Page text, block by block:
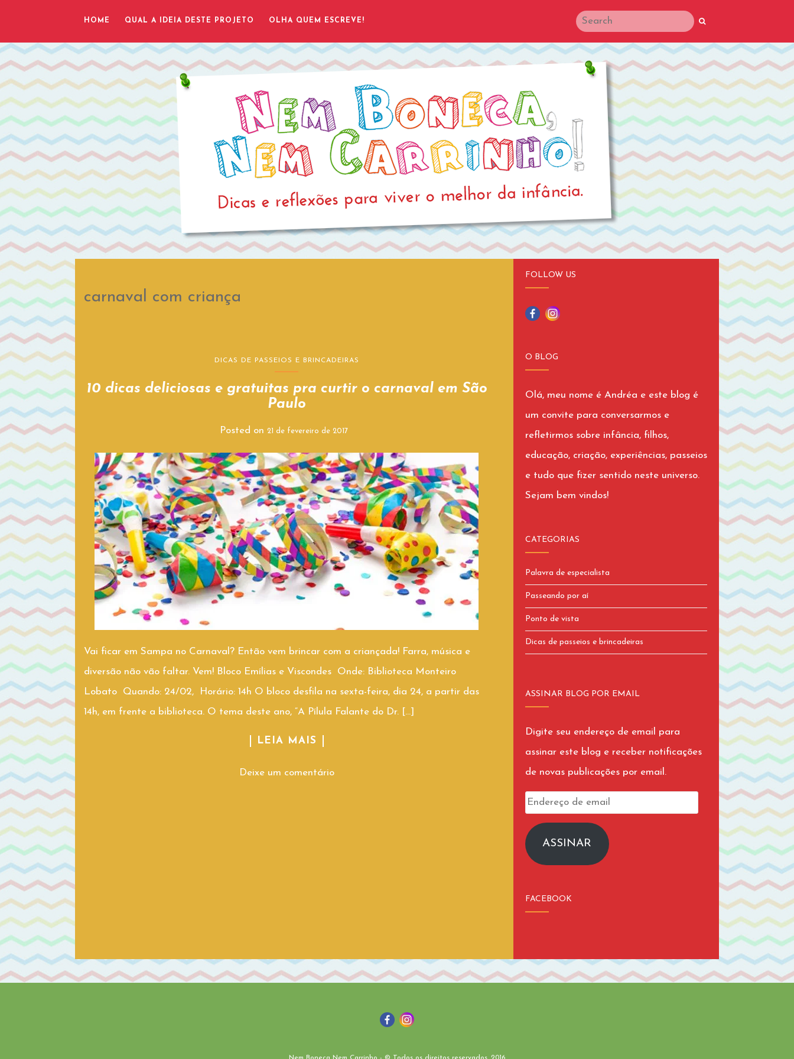
HOME QUAL A IDEIA DESTE PROJETO OLHA QUEM ESCREVE!
carnaval com criança
DICAS DE PASSEIOS E BRINCADEIRAS
10 dicas deliciosas e gratuitas pra curtir o carnaval em São
Paulo
Posted on 21 de fevereiro de 2017
Vai ficar em Sampa no Carnaval? Então vem brincar com a criançada! Farra, música e
diversão não vão faltar. Vem! Bloco Emílias e Viscondes Onde: Biblioteca Monteiro
Lobato Quando: 24/02, Horário: 14h O bloco desfila na sexta-feira, dia 24, a partir das
14h, em frente a biblioteca. O tema deste ano, “A Pílula Falante do Dr. […]
LEIA MAIS
Deixe um comentário
FOLLOW US
O BLOG
Olá, meu nome é Andréa e este blog é
um convite para conversarmos e
refletirmos sobre infância, filhos,
educação, criação, experiências, passeios
e tudo que fizer sentido neste universo.
Sejam bem vindos!
CATEGORIAS
Palavra de especialista
Passeando por aí
Ponto de vista
Dicas de passeios e brincadeiras
ASSINAR BLOG POR EMAIL
Digite seu endereço de email para
assinar este blog e receber notificações
de novas publicações por email.
Endereço
emailASSINAR
FACEBOOK